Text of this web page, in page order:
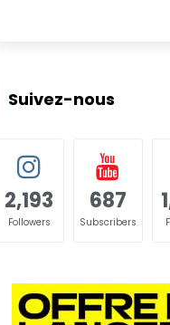
Suivez-nous
2,193
Followers
687
Subscribers